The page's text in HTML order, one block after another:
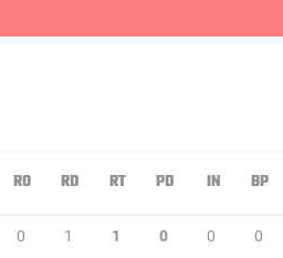
RO RD RT PD IN BP
0 1 1 0 0 0